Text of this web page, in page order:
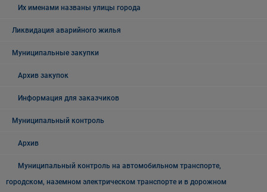
Их именами названы улицы города
Ликвидация аварийного жилья
Муниципальные закупки
Архив закупок
Информация для заказчиков
Муниципальный контроль
Архив
Муниципальный контроль на автомобильном транспорте,
городском, наземном электрическом транспорте и в дорожном